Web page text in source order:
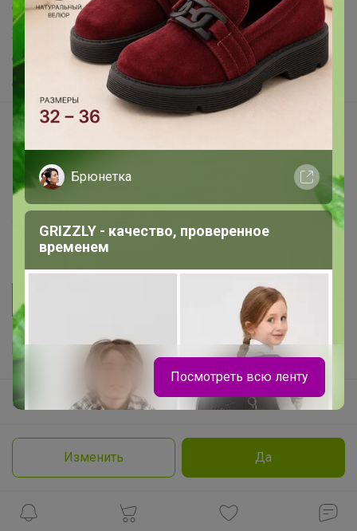
Ваш регионКрасноярск?
Изменить Да
Самое выгодное
Хиты продаж
Самое желанное
Самое быстрое
Начать зарабатывать с 24-ok
Picabox.ru - Лучшее место для ваших изображений
Розыгрыш - Генератор случайных чисел
Пульс нашего маркетплейса
Укорачиватель ссылок
Политика конфиденциальности
Cоглашение пользователя
Брюнетка
GRIZZLY - качество, проверенное
временем
Посмотреть всю ленту
Продолжая использовать этот сайт и нажимая кнопку
Принять